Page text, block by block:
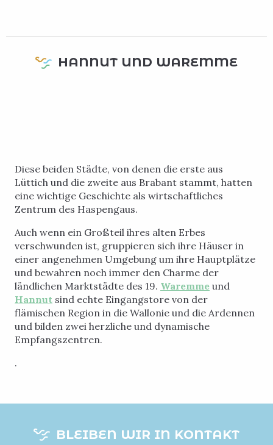
HANNUT UND WAREMME
Diese beiden Städte, von denen die erste aus
Lüttich und die zweite aus Brabant stammt, hatten
eine wichtige Geschichte als wirtschaftliches
Zentrum des Haspengaus.
Auch wenn ein Großteil ihres alten Erbes
verschwunden ist, gruppieren sich ihre Häuser in
einer angenehmen Umgebung um ihre Hauptplätze
und bewahren noch immer den Charme der
ländlichen Marktstädte des 19. Waremme und
Hannut sind echte Eingangstore von der
flämischen Region in die Wallonie und die Ardennen
und bilden zwei herzliche und dynamische
Empfangszentren.
.
BLEIBEN WIR IN KONTAKT